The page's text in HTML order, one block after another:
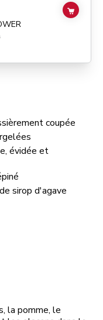
coupée
évidée et
sirop d'agave
la pomme, le
ADD